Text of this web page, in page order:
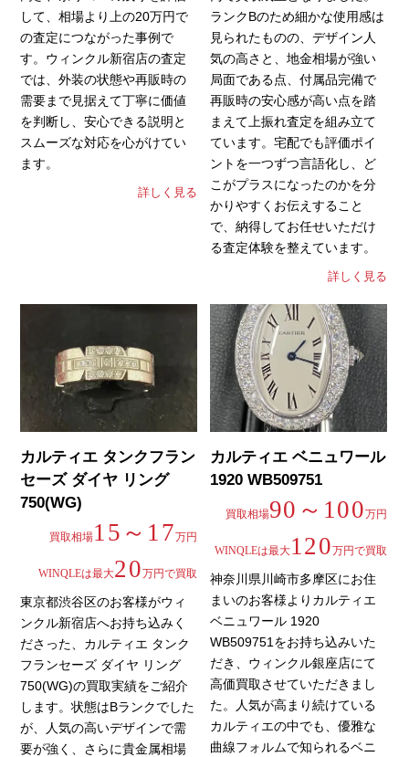
して、相場より上の20万円で
の査定につながった事例で
す。ウィンクル新宿店の査定
では、外装の状態や再販時の
需要まで見据えて丁寧に価値
を判断し、安心できる説明と
スムーズな対応を心がけてい
ます。
詳しく見る
ランクBのため細かな使用感は
見られたものの、デザイン人
気の高さと、地金相場が強い
局面である点、付属品完備で
再販時の安心感が高い点を踏
まえて上振れ査定を組み立て
ています。宅配でも評価ポイ
ントを一つずつ言語化し、ど
こがプラスになったのかを分
かりやすくお伝えすること
で、納得してお任せいただけ
る査定体験を整えています。
詳しく見る
カルティエ タンクフラン
セーズ ダイヤ リング
750(WG)
買取相場15～17万円
WINQLEは最大20万円で買取
東京都渋谷区のお客様がウィ
ンクル新宿店へお持ち込みく
ださった、カルティエ タンク
フランセーズ ダイヤ リング
750(WG)の買取実績をご紹介
します。状態はBランクでした
が、人気の高いデザインで需
要が強く、さらに貴金属相場
カルティエ ベニュワール
1920 WB509751
買取相場90～100万円
WINQLEは最大120万円で買取
神奈川県川崎市多摩区にお住
まいのお客様よりカルティエ
ベニュワール 1920
WB509751をお持ち込みいた
だき、ウィンクル銀座店にて
高価買取させていただきまし
た。人気が高まり続けている
カルティエの中でも、優雅な
曲線フォルムで知られるベニ